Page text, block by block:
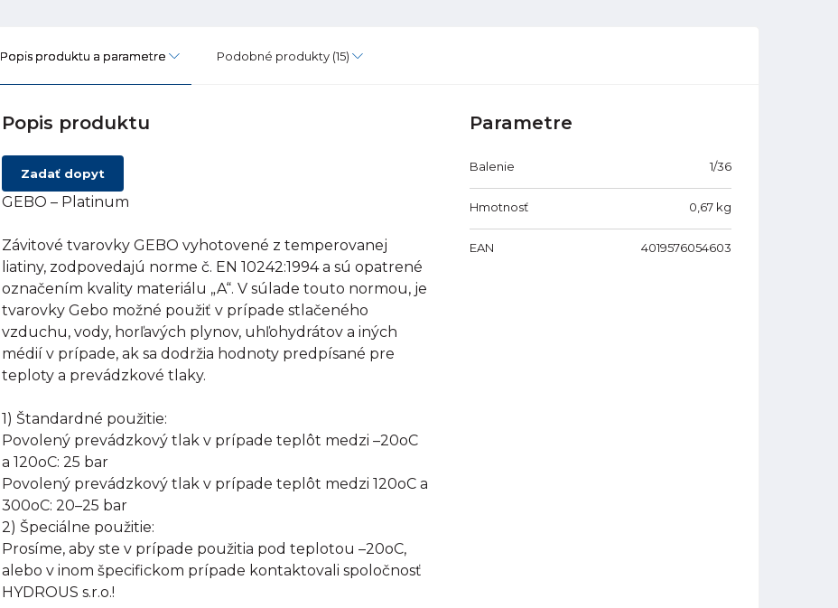
Popis produktu a parametre Podobné produkty (15)
Popis produktu
Zadať dopyt
GEBO – Platinum
Závitové tvarovky GEBO vyhotovené z temperovanej
liatiny, zodpovedajú norme č. EN 10242:1994 a sú opatrené
označením kvality materiálu „A“. V súlade touto normou, je
tvarovky Gebo možné použiť v prípade stlačeného
vzduchu, vody, horľavých plynov, uhľohydrátov a iných
médií v prípade, ak sa dodržia hodnoty predpísané pre
teploty a prevádzkové tlaky.
1) Štandardné použitie:
Povolený prevádzkový tlak v prípade teplôt medzi –20oC
a 120oC: 25 bar
Povolený prevádzkový tlak v prípade teplôt medzi 120oC a
300oC: 20–25 bar
2) Špeciálne použitie:
Prosíme, aby ste v prípade použitia pod teplotou –20oC,
alebo v inom špecifickom prípade kontaktovali spoločnosť
HYDROUS s.r.o.!
Parametre
Balenie 1/36
Hmotnosť 0,67 kg
EAN 4019576054603